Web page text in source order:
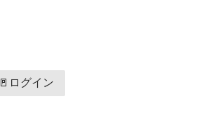
🚪ログイン